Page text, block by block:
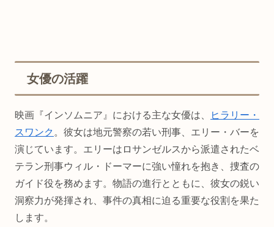
女優の活躍
映画『インソムニア』における主な女優は、
ヒラリー・
スワンク 。彼女は地元警察の若い刑事、エリー・バーを
演じています。エリーはロサンゼルスから派遣されたベ
テラン刑事ウィル・ドーマーに強い憧れを抱き、捜査の
ガイド役を務めます。物語の進行とともに、彼女の鋭い
洞察力が発揮され、事件の真相に迫る重要な役割を果た
します。